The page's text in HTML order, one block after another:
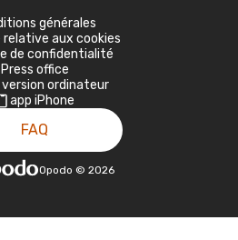
générales
relative aux cookies
de confidentialité
Press office
ordinateur
app iPhone
FAQ
Opodo © 2026